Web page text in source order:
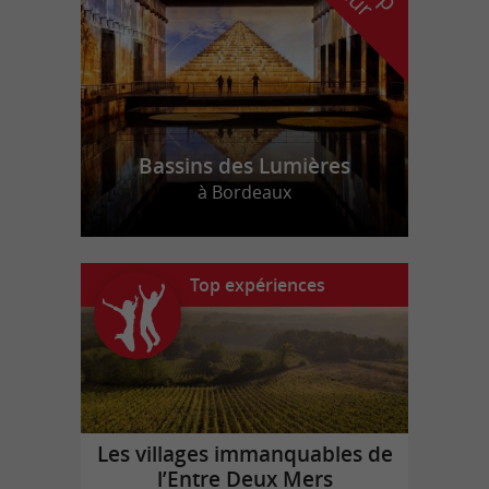
Bassins des Lumières
à Bordeaux
Top expériences
Les villages immanquables de
l’Entre Deux Mers